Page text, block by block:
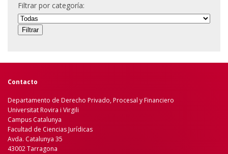
Filtrar por categoría:
Contacto
Departamento de Derecho Privado, Procesal y Financiero
Universitat Rovira i Virgili
Campus Catalunya
Facultad de Ciencias Jurídicas
Avda. Catalunya 35
43002 Tarragona